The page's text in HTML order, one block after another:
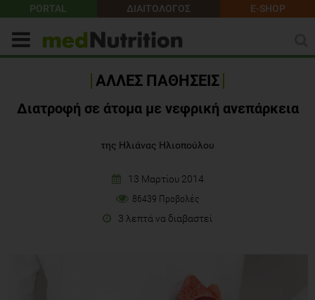
PORTAL ΔΙΑΙΤΟΛΟΓΟΣ E-SHOP
ΑΛΛΕΣ ΠΑΘΗΣΕΙΣ
Διατροφή σε άτομα με νεφρική ανεπάρκεια
της Ηλιάνας Ηλιοπούλου
13 Μαρτίου 2014
86439 Προβολές
3 λεπτά να διαβαστεί